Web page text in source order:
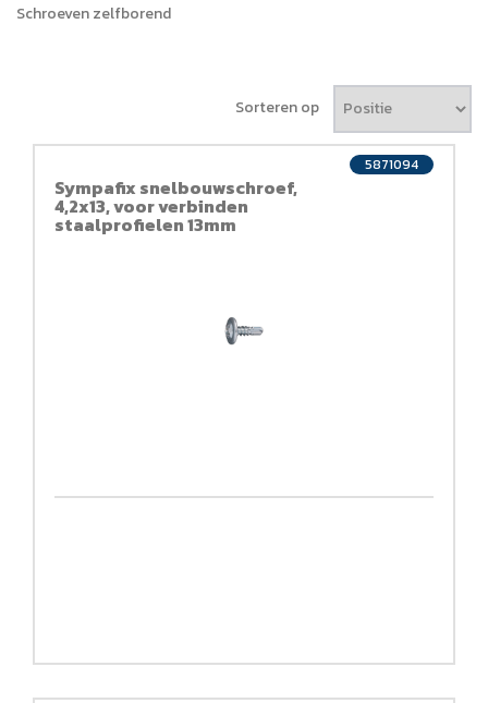
Schroeven zelfborend
Sorteren op
Sympafix snelbouwschroef,
4,2x13, voor verbinden
staalprofielen 13mm
5871094